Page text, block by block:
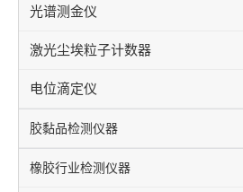
光谱测金仪
激光尘埃粒子计数器
电位滴定仪
胶黏品检测仪器
橡胶行业检测仪器